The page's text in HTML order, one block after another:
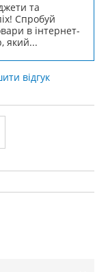
та
Спробуй
в інтернет-
який...
відгук